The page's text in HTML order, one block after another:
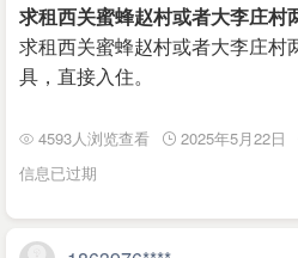
求租西关蜜蜂赵村或者大李庄村
求租西关蜜蜂赵村或者大李庄村
具，直接入住。
4593人浏览查看 2025年5月22日
信息已过期